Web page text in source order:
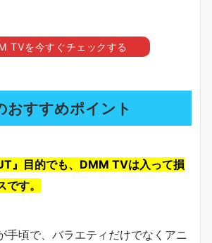
TVを今すぐチェックする
おすすめポイント
』目的でも、DMM TVは入って損
す。
手頃で、バラエティだけでなくアニ